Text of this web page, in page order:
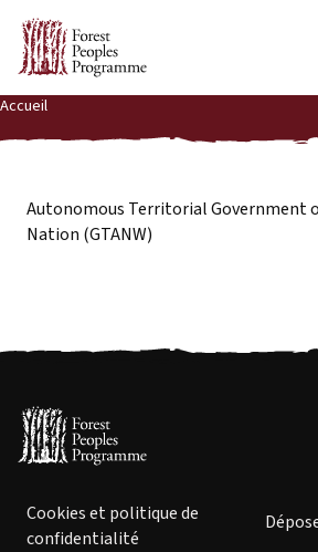
Accueil
Autonomous Territorial Government
Nation (GTANW)
Cookies et politique de
confidentialité